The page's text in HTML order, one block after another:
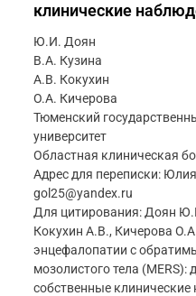
клинические
Ю.И. Доян
В.А. Кузина
А.В. Кокухин
О.А. Кичерова
Тюменский
университет
Областная клиническая
Адрес для переписки:
gol25@yandex.ru
Для цитирования: Доян
Кокухин А.В., Кичерова
энцефалопатии с
мозолистого тела (MERS):
собственные